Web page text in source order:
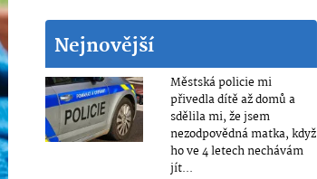
Nejnovější
Městská policie mi
přivedla dítě až domů a
sdělila mi, že jsem
nezodpovědná matka, když
ho ve 4 letech nechávám
jít...